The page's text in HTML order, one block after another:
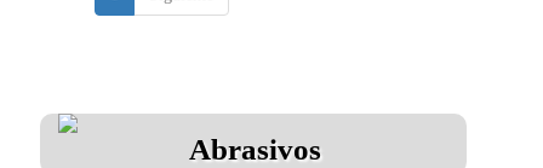
Abrasivos